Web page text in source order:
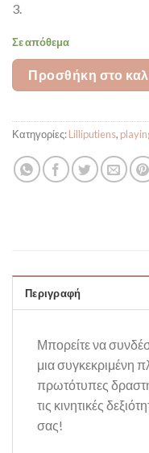
3.
Σε απόθεμα
Προσθήκη στο
Κατηγορίες:Lilliputiens,
Περιγραφή
Μπορείτε να
μια συγκεκριμένη
πρωτότυπες
τις κινητικές
σας!